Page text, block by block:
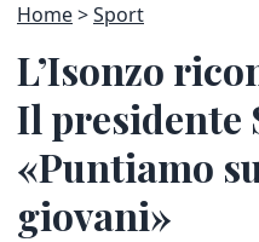
Home Sport
L’Isonzo
Il presidente
«Puntiamo
giovani»